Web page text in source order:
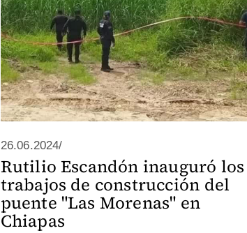
26.06.2024/
Rutilio Escandón inauguró los
trabajos de construcción del
puente "Las Morenas" en
Chiapas